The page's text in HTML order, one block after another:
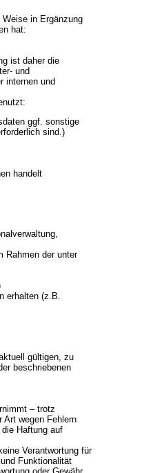
in Ergänzung
hat:
ist daher die
und
internen und
ggf. sonstige
sind.)
handelt
Rahmen der unter
erhalten (z.B.
gültigen, zu
beschriebenen
– trotz
Art wegen Fehlern
Haftung auf
Verantwortung für
Funktionalität